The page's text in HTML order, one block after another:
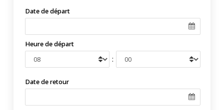
Date de départ
Heure de départ
:
Date de retour